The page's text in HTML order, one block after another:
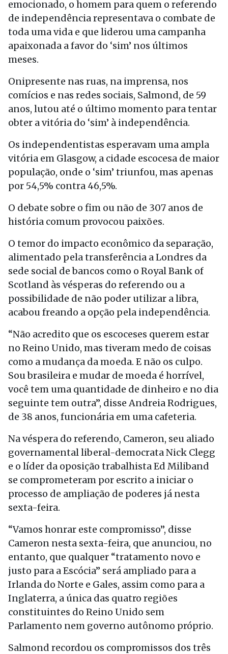
emocionado, o homem para quem o referendo
de independência representava o combate de
toda uma vida e que liderou uma campanha
apaixonada a favor do ‘sim’ nos últimos
meses.
Onipresente nas ruas, na imprensa, nos
comícios e nas redes sociais, Salmond, de 59
anos, lutou até o último momento para tentar
obter a vitória do ‘sim’ à independência.
Os independentistas esperavam uma ampla
vitória em Glasgow, a cidade escocesa de maior
população, onde o ‘sim’ triunfou, mas apenas
por 54,5% contra 46,5%.
O debate sobre o fim ou não de 307 anos de
história comum provocou paixões.
O temor do impacto econômico da separação,
alimentado pela transferência a Londres da
sede social de bancos como o Royal Bank of
Scotland às vésperas do referendo ou a
possibilidade de não poder utilizar a libra,
acabou freando a opção pela independência.
“Não acredito que os escoceses querem estar
no Reino Unido, mas tiveram medo de coisas
como a mudança da moeda. E não os culpo.
Sou brasileira e mudar de moeda é horrível,
você tem uma quantidade de dinheiro e no dia
seguinte tem outra”, disse Andreia Rodrigues,
de 38 anos, funcionária em uma cafeteria.
Na véspera do referendo, Cameron, seu aliado
governamental liberal-democrata Nick Clegg
e o líder da oposição trabalhista Ed Miliband
se comprometeram por escrito a iniciar o
processo de ampliação de poderes já nesta
sexta-feira.
“Vamos honrar este compromisso”, disse
Cameron nesta sexta-feira, que anunciou, no
entanto, que qualquer “tratamento novo e
justo para a Escócia” será ampliado para a
Irlanda do Norte e Gales, assim como para a
Inglaterra, a única das quatro regiões
constituintes do Reino Unido sem
Parlamento nem governo autônomo próprio.
Salmond recordou os compromissos dos três